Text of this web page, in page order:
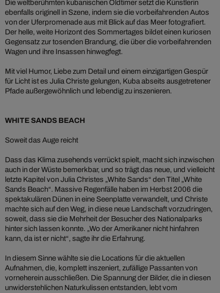
Die weltberühmten kubanischen Oldtimer setzt die Künstlerin
ebenfalls originell in Szene, indem sie die vorbeifahrenden Autos
von der Uferpromenade aus mit Blick auf das Meer fotografiert.
Der helle, weite Horizont des Sommertages bildet einen kuriosen
Gegensatz zur tosenden Brandung, die über die vorbeifahrenden
Wagen und ihre Insassen hinwegfegt.
Mit viel Humor, Liebe zum Detail und einem einzigartigen Gespür
für Licht ist es Julia Christe gelungen, Kuba abseits ausgetretener
Pfade außergewöhnlich und lebendig zu inszenieren.
WHITE SANDS BEACH
Soweit das Auge reicht
Dass das Klima zusehends verrückt spielt, macht sich inzwischen
auch in der Wüste bemerkbar, und so trägt das neue, und vielleicht
letzte Kapitel von Julia Christes „White Sands“ den Titel „White
Sands Beach“. Massive Regenfälle haben im Herbst 2006 die
spektakulären Dünen in eine Seenplatte verwandelt, und Christe
machte sich auf den Weg, in diese neue Landschaft vorzudringen,
soweit, dass sie die Mehrheit der Besucher des Nationalparks
hinter sich lassen konnte. „Wo der Amerikaner nicht hinfahren
kann, da ist er nicht“, sagte ihr die Erfahrung.
In diesem Sinne wählte sie die Locations für die aktuellen
Aufnahmen, die, komplett inszeniert, zufällige Passanten von
vorneherein ausschließen. Die Spannung der Bilder, die in diesen
unwiderstehlichen Naturkulissen entstanden, lebt vom